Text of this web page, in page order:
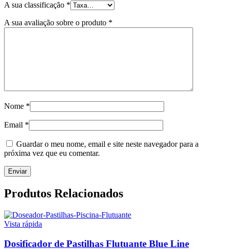
A sua classificação *
A sua avaliação sobre o produto *
Nome *
Email *
Guardar o meu nome, email e site neste navegador para a
próxima vez que eu comentar.
Produtos Relacionados
Vista rápida
Dosificador de Pastilhas Flutuante Blue Line